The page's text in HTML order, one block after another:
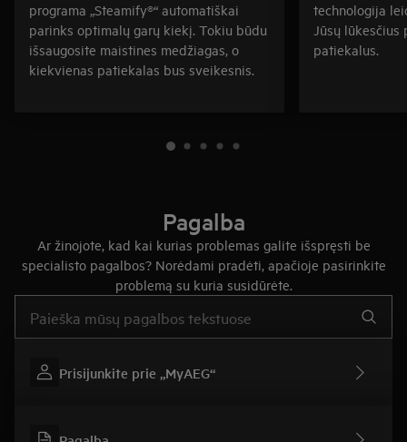
programa „Steamify®“ automatiškai
parinks optimalų garų kiekį. Tokiu būdu
išsaugosite maistines medžiagas, o
kiekvienas patiekalas bus sveikesnis.
technologija
Jūsų lūkesčius
patiekalus.
Pagalba
Ar žinojote, kad kai kurias problemas galite išspręsti be
specialisto pagalbos? Norėdami pradėti, apačioje pasirinkite
problemą su kuria susidūrėte.
Prisijunkite prie „MyAEG“